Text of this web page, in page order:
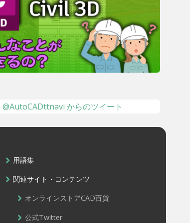
@AutoCADttnavi からのツイート
用語集
関連サイト・コンテンツ
オンラインストアCAD百貨
公式Twitter